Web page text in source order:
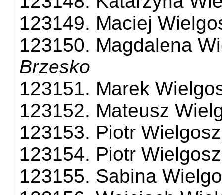
123149. Maciej
123150. Magdalena
Brzesko
123151. Marek
123152. Mateusz
123153. Piotr Wielgosz
123154. Piotr Wielgosz
123155. Sabina